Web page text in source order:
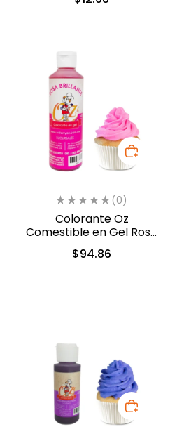
(0)
Colorante Oz
Comestible en Gel Rosa
240ml (5210)
$94.86